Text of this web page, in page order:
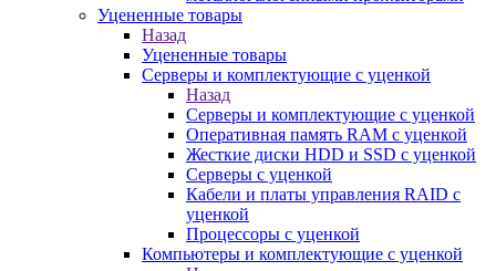
Уцененные товары
Назад
Уцененные товары
Серверы и комплектующие с уценкой
Назад
Серверы и комплектующие с уценкой
Оперативная память RAM с уценкой
Жесткие диски HDD и SSD с уценкой
Серверы с уценкой
Кабели и платы управления RAID с
уценкой
Процессоры с уценкой
Компьютеры и комплектующие с уценкой